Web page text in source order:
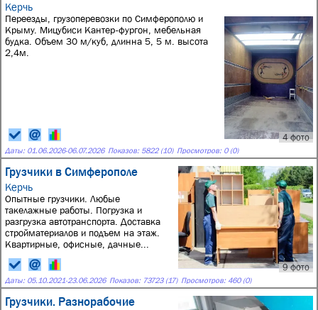
Керчь
4 фото
Переезды, грузоперевозки по Симферополю и
Крыму. Мицубиси Кантер-фургон, мебельная
будка. Объем 30 м/куб, длинна 5, 5 м. высота
2,4м.
Даты: 01.06.2026-06.07.2026 Показов: 5822 (10) Просмотров: 0 (0)
Грузчики в Симферополе
Керчь
9 фото
Опытные грузчики. Любые
такелажные работы. Погрузка и
разгрузка автотранспорта. Доставка
стройматериалов и подъем на этаж.
Квартирные, офисные, дачные...
Даты: 05.10.2021-23.06.2026 Показов: 73723 (17) Просмотров: 460 (0)
Грузчики. Разнорабочие